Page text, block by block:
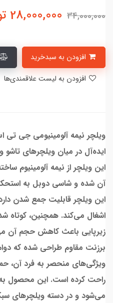
34,000,000
28,000,000
ایده‌آل در میان ویلچرهای
این ویلچر از نیمه
آن شده و شاسی دوبل به
این ویلچر قابلیت جمع شدن
اشغال می‌کند. همچنین،
زیرپایی باعث کاهش حجم آن
برزنت مقاوم طراحی شده که
ویژگی‌های منحصر به فرد آن،
راحت کرده است. این محصول به
می‌شود و در دسته ویلچرهای